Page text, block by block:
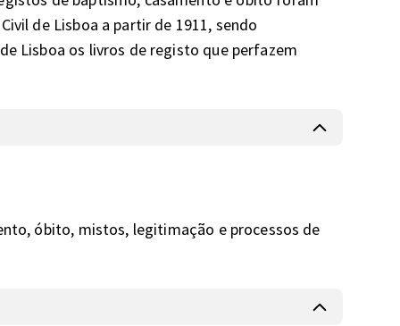
de Lisboa a partir de 1911, sendo
Lisboa os livros de registo que perfazem
óbito, mistos, legitimação e processos de